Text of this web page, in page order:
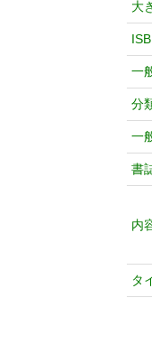
大
一
分
一
書
内
タ